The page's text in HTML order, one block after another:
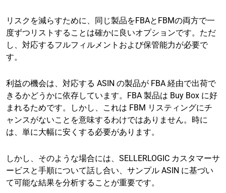
リスクを減らすために、同じ製品をFBAとFBMの両方で一
度ずつリストすることは確かに良いオプションです。ただ
し、対応するフルフィルメントおよび保管能力が必要で
す。
利益の機会は、対応する ASIN の製品が FBA 経由で出荷で
きるかどうかに依存しています。FBA 製品は Buy Box に好
まれるためです。しかし、これは FBM リスティングにチ
ャンスがないことを意味するわけではありません。時に
は、単に大幅に安くする必要があります。
しかし、そのような場合には、SELLERLOGIC カスタマーサ
ービスと手順について話し合い、サンプル ASIN に基づい
て可能な結果を分析することが重要です。